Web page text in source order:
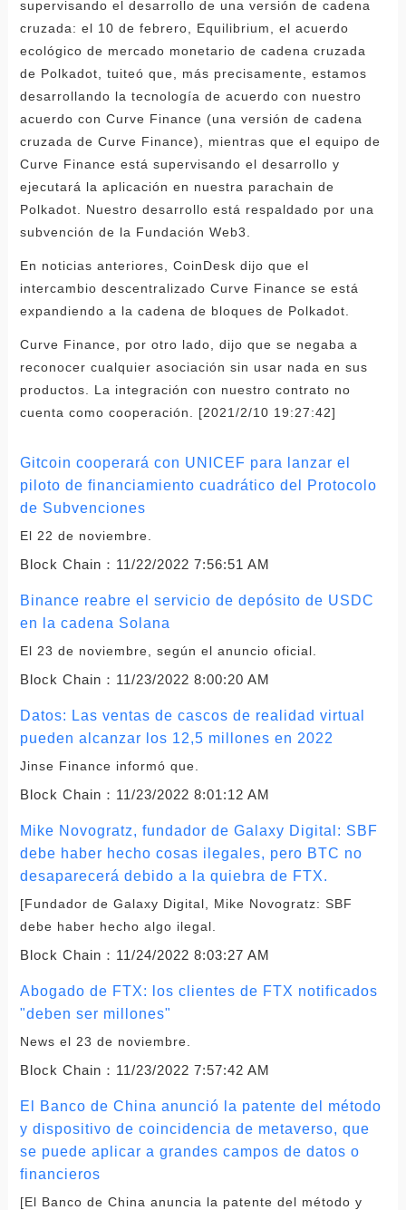
supervisando el desarrollo de una versión de cadena
cruzada: el 10 de febrero, Equilibrium, el acuerdo
ecológico de mercado monetario de cadena cruzada
de Polkadot, tuiteó que, más precisamente, estamos
desarrollando la tecnología de acuerdo con nuestro
acuerdo con Curve Finance (una versión de cadena
cruzada de Curve Finance), mientras que el equipo de
Curve Finance está supervisando el desarrollo y
ejecutará la aplicación en nuestra parachain de
Polkadot. Nuestro desarrollo está respaldado por una
subvención de la Fundación Web3.
En noticias anteriores, CoinDesk dijo que el
intercambio descentralizado Curve Finance se está
expandiendo a la cadena de bloques de Polkadot.
Curve Finance, por otro lado, dijo que se negaba a
reconocer cualquier asociación sin usar nada en sus
productos. La integración con nuestro contrato no
cuenta como cooperación. [2021/2/10 19:27:42]
Gitcoin cooperará con UNICEF para lanzar el
piloto de financiamiento cuadrático del Protocolo
de Subvenciones
El 22 de noviembre.
Block Chain： 11/22/2022 7:56:51 AM
Binance reabre el servicio de depósito de USDC
en la cadena Solana
El 23 de noviembre, según el anuncio oficial.
Block Chain： 11/23/2022 8:00:20 AM
Datos: Las ventas de cascos de realidad virtual
pueden alcanzar los 12,5 millones en 2022
Jinse Finance informó que.
Block Chain： 11/23/2022 8:01:12 AM
Mike Novogratz, fundador de Galaxy Digital: SBF
debe haber hecho cosas ilegales, pero BTC no
desaparecerá debido a la quiebra de FTX.
[Fundador de Galaxy Digital, Mike Novogratz: SBF
debe haber hecho algo ilegal.
Block Chain： 11/24/2022 8:03:27 AM
Abogado de FTX: los clientes de FTX notificados
"deben ser millones"
News el 23 de noviembre.
Block Chain： 11/23/2022 7:57:42 AM
El Banco de China anunció la patente del método
y dispositivo de coincidencia de metaverso, que
se puede aplicar a grandes campos de datos o
financieros
[El Banco de China anuncia la patente del método y